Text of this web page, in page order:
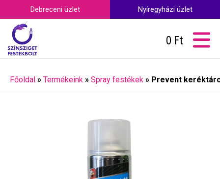
Debreceni üzlet Nyíregyházi üzlet
0 Ft
Főoldal » Termékeink » Spray festékek » Prevent